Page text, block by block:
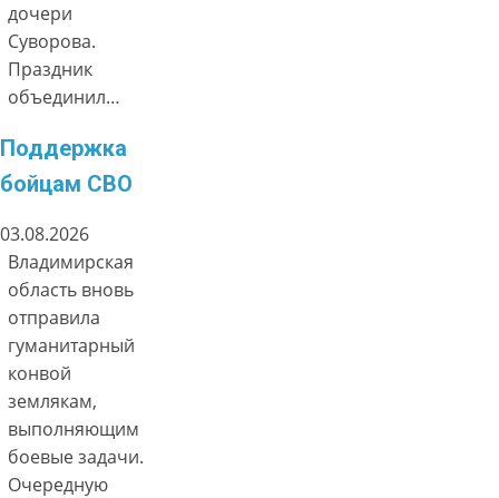
дочери
Суворова.
Праздник
объединил…
Поддержка
бойцам СВО
03.08.2026
Владимирская
область вновь
отправила
гуманитарный
конвой
землякам,
выполняющим
боевые задачи.
Очередную